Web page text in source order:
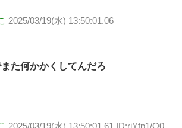
2025/03/19(水) 13:50:01.06
た何かかくしてんだろ
2025/03/19(水) 13:50:01.61 ID:rjYfp1/Q0